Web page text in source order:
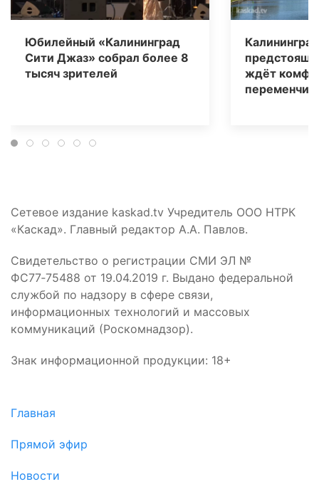
Юбилейный «Калининград
Сити Джаз» собрал более 8
тысяч зрителей
ждёт
Сетевое издание kaskad.tv Учредитель ООО НТРК
«Каскад». Главный редактор А.А. Павлов.
Свидетельство о регистрации СМИ ЭЛ №
ФС77‑75488 от 19.04.2019 г. Выдано федеральной
службой по надзору в сфере связи,
информационных технологий и массовых
коммуникаций (Роскомнадзор).
Знак информационной продукции: 18+
Главная
Прямой эфир
Новости